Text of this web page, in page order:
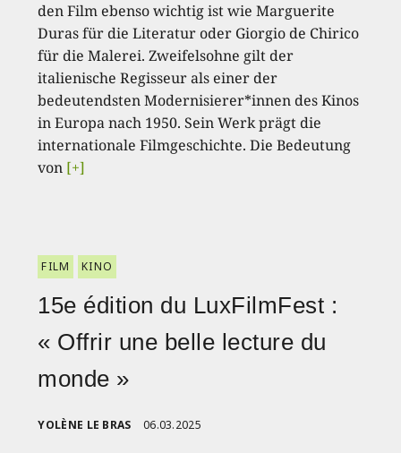
den Film ebenso wichtig ist wie Marguerite
Duras für die Literatur oder Giorgio de Chirico
für die Malerei. Zweifelsohne gilt der
italienische Regisseur als einer der
bedeutendsten Modernisierer*innen des Kinos
in Europa nach 1950. Sein Werk prägt die
internationale Filmgeschichte. Die Bedeutung
von [+]
FILM KINO
15e édition du LuxFilmFest :
« Offrir une belle lecture du
monde »
YOLÈNE LE BRAS 06.03.2025